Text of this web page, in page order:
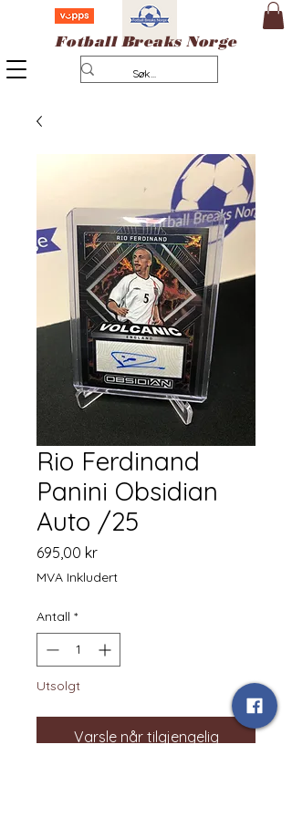
Fotball Breaks Norge
Rio Ferdinand
Panini Obsidian
Auto /25
695,00 krPris
MVA Inkludert
Antall *
Utsolgt
Varsle når tilgjengelig